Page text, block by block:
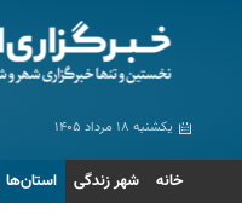
یکشنبه ۱۸ مرداد ۱۴۰۵
خانه شهر زندگی استان‌ها